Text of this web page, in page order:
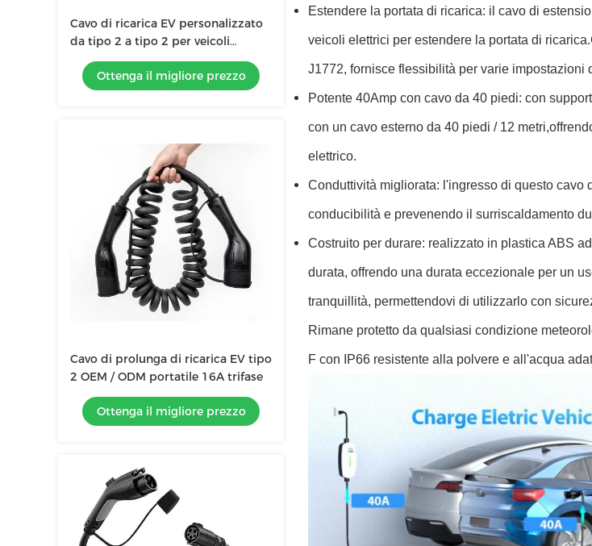
Cavo di ricarica EV personalizzato
da tipo 2 a tipo 2 per veicoli
elettrici da 5 m
Ottenga il migliore prezzo
Cavo di prolunga di ricarica EV tipo
2 OEM / ODM portatile 16A trifase
Ottenga il migliore prezzo
Estendere la portata di ricarica: il cavo di
veicoli elettrici per estendere la portata di
J1772, fornisce flessibilità per varie impostazioni
Potente 40Amp con cavo da 40 piedi: con
con un cavo esterno da 40 piedi / 12
elettrico.
Conduttività migliorata: l'ingresso di questo
conducibilità e prevenendo il surriscaldamento
Costruito per durare: realizzato in plastica ABS
durata, offrendo una durata eccezionale per un
tranquillità, permettendovi di utilizzarlo con
Rimane protetto da qualsiasi condizione
F con IP66 resistente alla polvere e all'acqua